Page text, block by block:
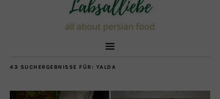
43 SUCHERGEBNISSE FÜR: YALDA